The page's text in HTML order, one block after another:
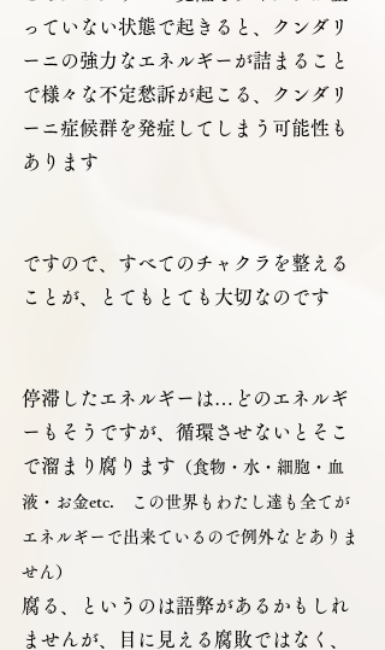
っていない状態で起きると、クンダリ
ーニの強力なエネルギーが詰まること
で様々な不定愁訴が起こる、クンダリ
ーニ症候群を発症してしまう可能性も
あります
ですので、すべてのチャクラを整える
ことが、とてもとても大切なのです
停滞したエネルギーは…どのエネルギ
ーもそうですが、循環させないとそこ
で溜まり腐ります （食物・水・細胞・血
液・お金etc.　この世界もわたし達も全てが
エネルギーで出来ているので例外などありま
せん）
腐る、というのは語弊があるかもしれ
ませんが、目に見える腐敗ではなく、